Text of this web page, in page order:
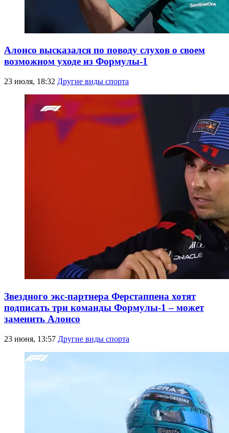
Алонсо высказался по поводу слухов о своем
возможном уходе из Формулы-1
23 июля, 18:32 Другие виды спорта
Звездного экс-партнера Ферстаппена хотят
подписать три команды Формулы-1 – может
заменить Алонсо
23 июня, 13:57 Другие виды спорта